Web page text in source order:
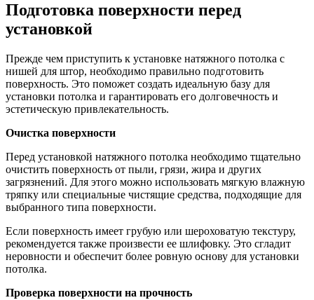
Подготовка поверхности перед
установкой
Прежде чем приступить к установке натяжного потолка с
нишей для штор, необходимо правильно подготовить
поверхность. Это поможет создать идеальную базу для
установки потолка и гарантировать его долговечность и
эстетическую привлекательность.
Очистка поверхности
Перед установкой натяжного потолка необходимо тщательно
очистить поверхность от пыли, грязи, жира и других
загрязнений. Для этого можно использовать мягкую влажную
тряпку или специальные чистящие средства, подходящие для
выбранного типа поверхности.
Если поверхность имеет грубую или шероховатую текстуру,
рекомендуется также произвести ее шлифовку. Это сгладит
неровности и обеспечит более ровную основу для установки
потолка.
Проверка поверхности на прочность